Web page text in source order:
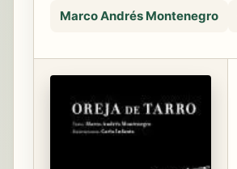
Marco Andrés Montenegro